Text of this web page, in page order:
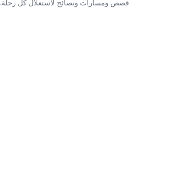
قصص ومسارات ونصائح لاستغلال كل رحلة.